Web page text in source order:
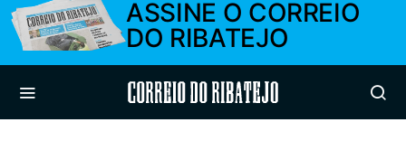
ASSINE O CORREIO
DO RIBATEJO
Correio do Ribatejo